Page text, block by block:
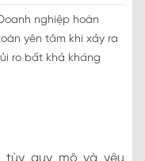
nghiệp hoàn
yên tâm khi xảy ra
ro bất khả kháng
tùy quy mô và yêu